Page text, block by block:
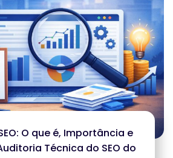
O que é, Importância e
Técnica do SEO do